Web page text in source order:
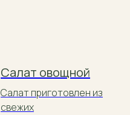
Салат овощной
Салат приготовлен из
свежих